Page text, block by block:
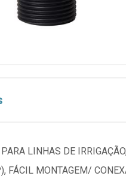
LINHAS DE
FÁCIL MONTAGEM/